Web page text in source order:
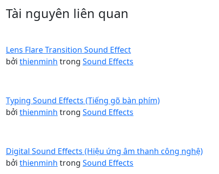
Tài nguyên liên quan
Lens Flare Transition Sound Effect
bởi thienminh trong Sound Effects
Typing Sound Effects (Tiếng gõ bàn phím)
bởi thienminh trong Sound Effects
Digital Sound Effects (Hiệu ứng âm thanh công nghệ)
bởi thienminh trong Sound Effects